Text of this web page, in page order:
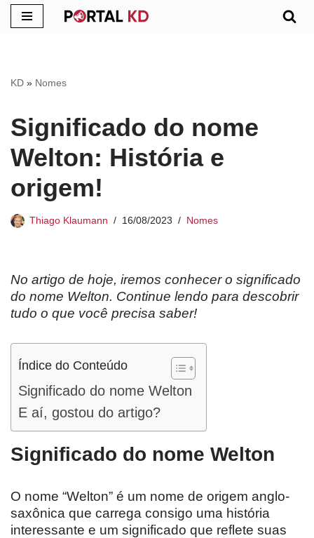
conteúdo
KD » Nomes
Significado do nome
Welton: História e
origem!
Thiago Klaumann 16/08/2023 Nomes
No artigo de hoje, iremos conhecer o significado
do nome Welton. Continue lendo para descobrir
tudo o que você precisa saber!
Índice do Conteúdo
Significado do nome Welton
E aí, gostou do artigo?
Significado do nome Welton
O nome “Welton” é um nome de origem anglo-
saxônica que carrega consigo uma história
interessante e um significado que reflete suas